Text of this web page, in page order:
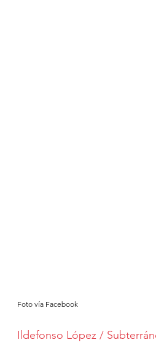
Foto vía Facebook
Ildefonso López /